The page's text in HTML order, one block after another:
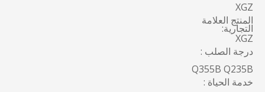
XGZ
المنتج العلامة
التجارية:
XGZ
درجة الصلب :
Q355B Q235B
خدمة الحياة :